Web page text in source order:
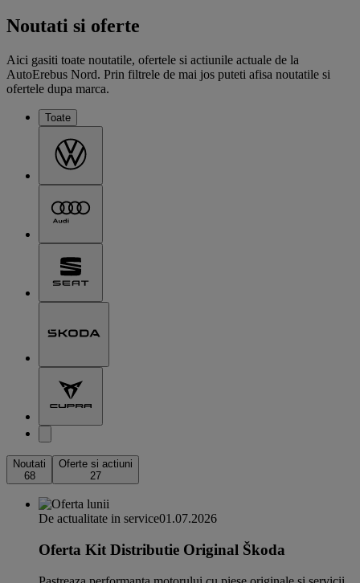
Noutati si oferte
Aici gasiti toate noutatile, ofertele si actiunile actuale de la
AutoErebus Nord. Prin filtrele de mai jos puteti afisa noutatile si
ofertele dupa marca.
Toate
Noutati
68
Oferte si actiuni
27
De actualitate in service01.07.2026
Oferta Kit Distributie Original Škoda